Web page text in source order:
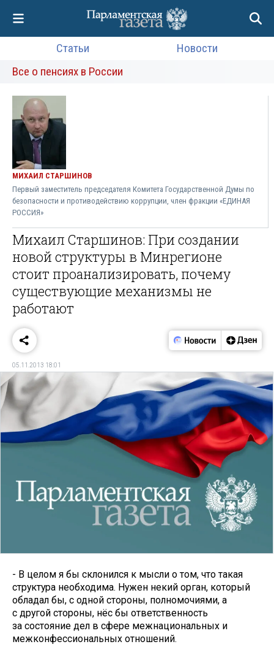
Статьи
Новости
Все о пенсиях в России
МИХАИЛ СТАРШИНОВ
Первый заместитель председателя Комитета Государственной Думы по
безопасности и противодействию коррупции, член фракции «ЕДИНАЯ
РОССИЯ»
Михаил Старшинов: При создании
новой структуры в Минрегионе
стоит проанализировать, почему
существующие механизмы не
работают
05.11.2013 18:01
- В целом я бы склонился к мысли о том, что такая
структура необходима. Нужен некий орган, который
обладал бы, с одной стороны, полномочиями, а
с другой стороны, нёс бы ответственность
за состояние дел в сфере межнациональных и
межконфессиональных отношений.